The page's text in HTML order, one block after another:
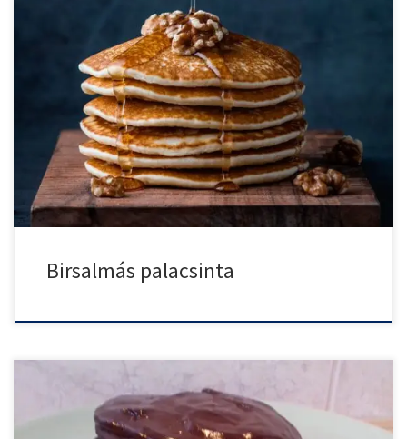
A birsalmáról a legtöbb embernek a birsalmasajt jut az eszébe,
Birsalmás palacsinta